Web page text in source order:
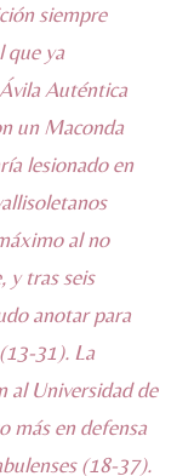
siempre
que ya
Auténtica
un Maconda
lesionado en
al no
y tras seis
anotar para
31). La
al Universidad de
más en defensa
(18-37).